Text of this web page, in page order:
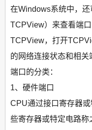
在Windows系统中，
TCPView）来查看端
TCPView，打开
的网络连接状态和相关
端口的分类：
1、硬件端口
CPU通过接口寄存器
些寄存器或特定电路称